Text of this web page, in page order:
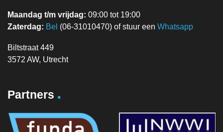
Maandag t/m vrijdag: 09:00 tot 19:00
Zaterdag: Bel (06-31010470) of stuur een Whatsapp
Biltstraat 449
3572 AW, Utrecht
Partners .